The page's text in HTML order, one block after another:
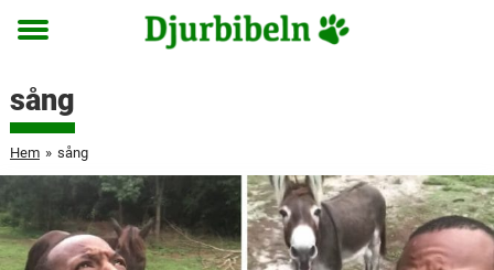
Toggle
sång
Hem » sång